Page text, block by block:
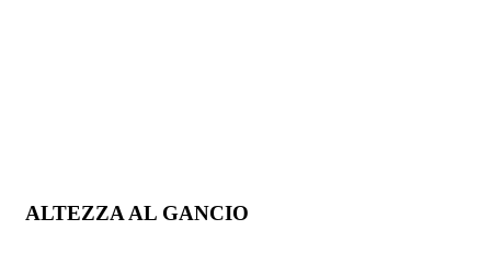
ALTEZZA AL GANCIO